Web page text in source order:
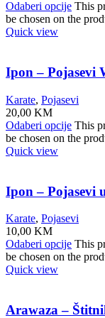
Odaberi opcije This
be chosen on the
Quick view
Ipon – Pojasevi
Karate, Pojasevi
20,00 KM
Odaberi opcije This
be chosen on the
Quick view
Ipon – Pojasevi
Karate, Pojasevi
10,00 KM
Odaberi opcije This
be chosen on the
Quick view
Arawaza –